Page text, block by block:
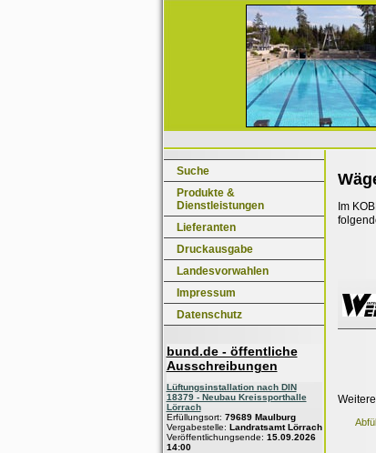
Suche
Produkte &
Dienstleistungen
Lieferanten
Druckausgabe
Landesvorwahlen
Impressum
Datenschutz
bund.de - öffentliche
Ausschreibungen
Lüftungsinstallation nach DIN
18379 - Neubau Kreissporthalle
Lörrach
Erfüllungsort: 79689 Maulburg
Vergabestelle: Landratsamt Lörrach
Veröffentlichungsende: 15.09.2026
14:00
Im